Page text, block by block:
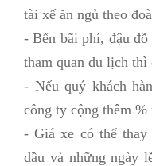
tài xế ăn ngủ theo
- Bến bãi phí, đậu
tham quan du lịch thì
- Nếu quý khách
công ty cộng thêm %
- Giá xe có thể thay
dầu và những ngày